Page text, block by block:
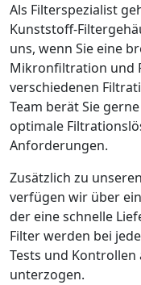
Als Filterspezialist
Kunststoff-
uns, wenn Sie eine
Mikronfiltration und
verschiedenen
Team berät Sie
optimale
Anforderungen.
Zusätzlich zu
verfügen wir über
der eine schnelle
Filter werden bei
Tests und
unterzogen.